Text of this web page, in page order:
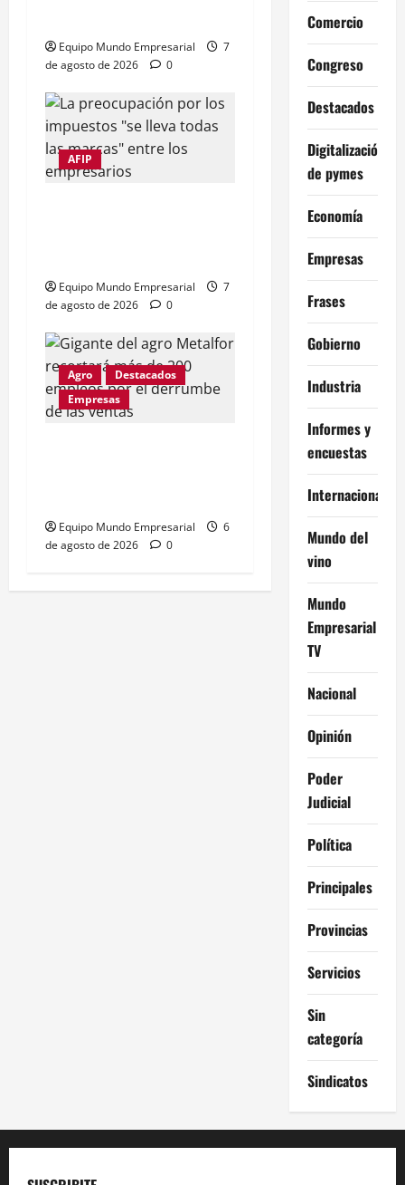
Equipo Mundo Empresarial
7
de agosto de 2026
0
AFIP
Equipo Mundo Empresarial
7
de agosto de 2026
0
Agro
Destacados
Empresas
Equipo Mundo Empresarial
6
de agosto de 2026
0
Comercio
Congreso
Destacados
Digitalización
de pymes
Economía
Empresas
Frases
Gobierno
Industria
Informes y
encuestas
Internacional
Mundo del
vino
Mundo
Empresarial
TV
Nacional
Opinión
Poder
Judicial
Política
Principales
Provincias
Servicios
Sin
categoría
Sindicatos